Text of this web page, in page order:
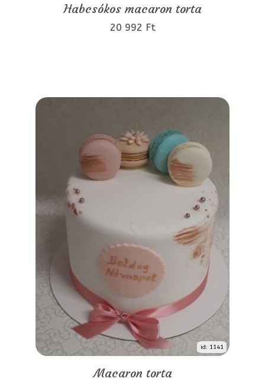
Habcsókos macaron torta
20 992 Ft
id: 1141
Macaron torta